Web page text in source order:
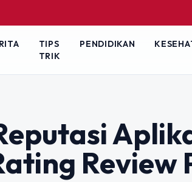
TIPS
TRIK
PENDIDIKAN
Review